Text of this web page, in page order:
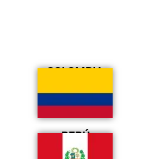
COLOMBIA
PERÚ